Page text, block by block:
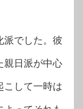
派でした。彼
親日派が中心
こして一時は